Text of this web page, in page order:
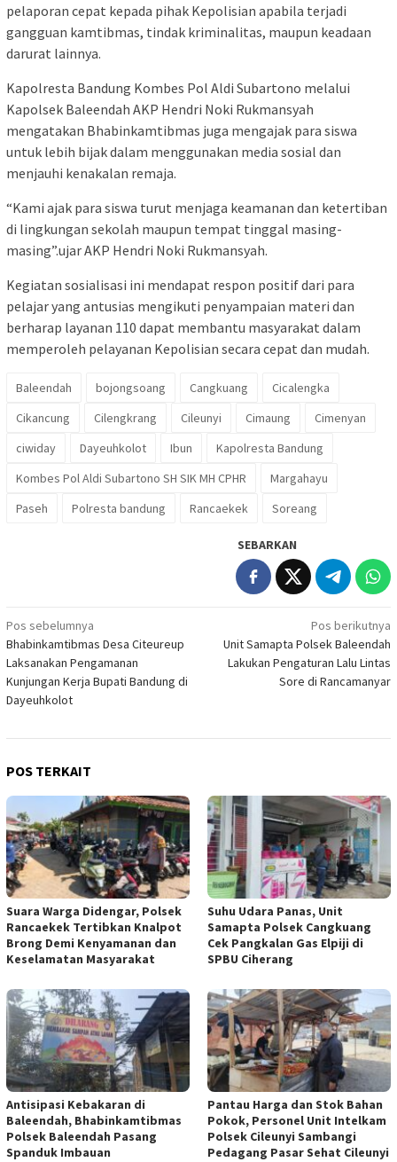
pelaporan cepat kepada pihak Kepolisian apabila terjadi
gangguan kamtibmas, tindak kriminalitas, maupun keadaan
darurat lainnya.
Kapolresta Bandung Kombes Pol Aldi Subartono melalui
Kapolsek Baleendah AKP Hendri Noki Rukmansyah
mengatakan Bhabinkamtibmas juga mengajak para siswa
untuk lebih bijak dalam menggunakan media sosial dan
menjauhi kenakalan remaja.
“Kami ajak para siswa turut menjaga keamanan dan ketertiban
di lingkungan sekolah maupun tempat tinggal masing-
masing”.ujar AKP Hendri Noki Rukmansyah.
Kegiatan sosialisasi ini mendapat respon positif dari para
pelajar yang antusias mengikuti penyampaian materi dan
berharap layanan 110 dapat membantu masyarakat dalam
memperoleh pelayanan Kepolisian secara cepat dan mudah.
Baleendah bojongsoang Cangkuang
Cicalengka
Cikancung
Cilengkrang Cileunyi Cimaung
Cimenyan
ciwiday
Dayeuhkolot Ibun
Kapolresta Bandung
Kombes Pol Aldi Subartono SH SIK MH CPHR
Margahayu
Paseh
Polresta bandung Rancaekek Soreang
SEBARKAN
Navigasi
pos
Pos sebelumnya
Bhabinkamtibmas Desa Citeureup
Laksanakan Pengamanan
Kunjungan Kerja Bupati Bandung di
Dayeuhkolot
Pos berikutnya
Unit Samapta Polsek Baleendah
Lakukan Pengaturan Lalu Lintas
Sore di Rancamanyar
POS TERKAIT
Suara Warga Didengar, Polsek
Rancaekek Tertibkan Knalpot
Brong Demi Kenyamanan dan
Keselamatan Masyarakat
Suhu Udara Panas, Unit
Samapta Polsek Cangkuang
Cek Pangkalan Gas Elpiji di
SPBU Ciherang
Antisipasi Kebakaran di
Baleendah, Bhabinkamtibmas
Polsek Baleendah Pasang
Spanduk Imbauan
Pantau Harga dan Stok Bahan
Pokok, Personel Unit Intelkam
Polsek Cileunyi Sambangi
Pedagang Pasar Sehat Cileunyi